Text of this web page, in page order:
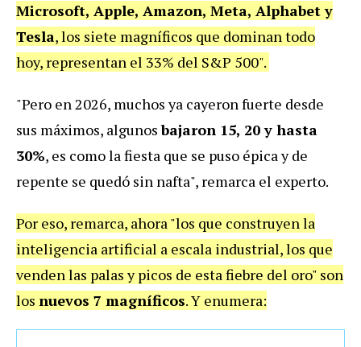
Microsoft, Apple, Amazon, Meta, Alphabet y
Tesla, los siete magníficos que dominan todo
hoy, representan el 33% del S&P 500".
"Pero en 2026, muchos ya cayeron fuerte desde
sus máximos, algunosbajaron 15, 20 y hasta
30%, es como la fiesta que se puso épica y de
repente se quedó sin nafta", remarca el experto.
Por eso, remarca, ahora "los que construyen la
inteligencia artificial a escala industrial, los que
venden las palas y picos de esta fiebre del oro" son
los nuevos 7 magníficos. Y enumera: